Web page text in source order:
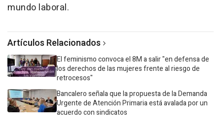
mundo laboral.
Artículos Relacionados
El feminismo convoca el 8M a salir "en defensa de
los derechos de las mujeres frente al riesgo de
retrocesos"
Bancalero señala que la propuesta de la Demanda
Urgente de Atención Primaria está avalada por un
acuerdo con sindicatos